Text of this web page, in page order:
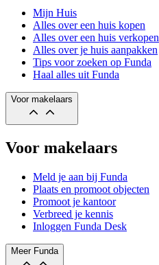
Mijn Huis
Alles over een huis kopen
Alles over een huis verkopen
Alles over je huis aanpakken
Tips voor zoeken op Funda
Haal alles uit Funda
Voor makelaars
Voor makelaars
Meld je aan bij Funda
Plaats en promoot objecten
Promoot je kantoor
Verbreed je kennis
Inloggen Funda Desk
Meer Funda